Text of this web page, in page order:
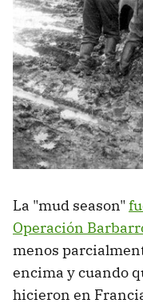
La "mud season"
Operación
menos
encima y cuando
hicieron en